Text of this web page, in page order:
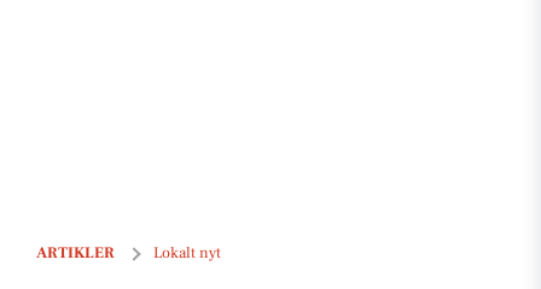
ARTIKLER Lokalt nyt
Robotcafé i Aarhus hjælper mennesker på kanten af